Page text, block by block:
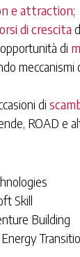
e attraction;
di crescita
di
meccanismi
di
ROAD e
Skill
Building